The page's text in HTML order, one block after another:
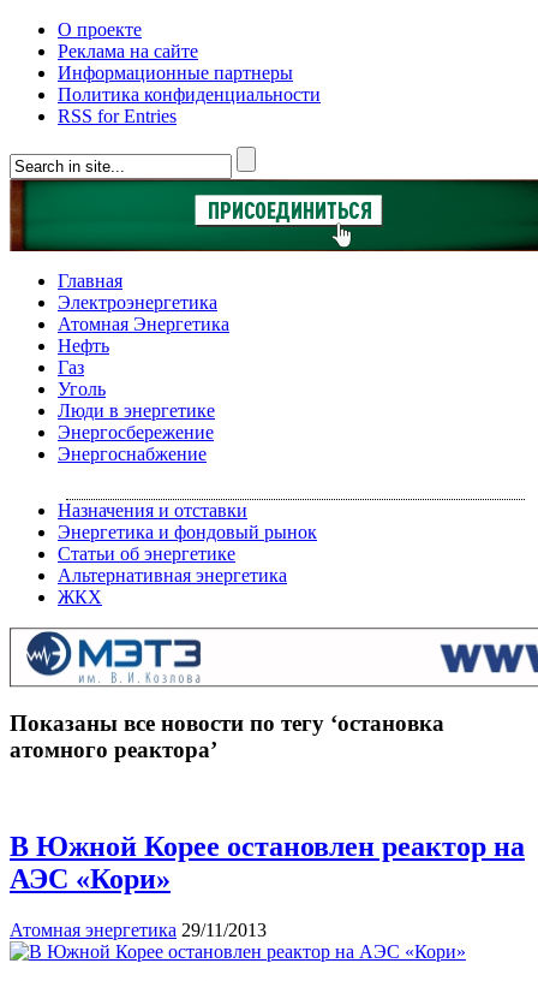
О проекте
Реклама на сайте
Информационные партнеры
Политика конфиденциальности
RSS for Entries
Главная
Электроэнергетика
Атомная Энергетика
Нефть
Газ
Уголь
Люди в энергетике
Энергосбережение
Энергоснабжение
Назначения и отставки
Энергетика и фондовый рынок
Статьи об энергетике
Альтернативная энергетика
ЖКХ
Показаны все новости по тегу ‘остановка
атомного реактора’
В Южной Корее остановлен реактор на
АЭС «Кори»
Атомная энергетика 29/11/2013